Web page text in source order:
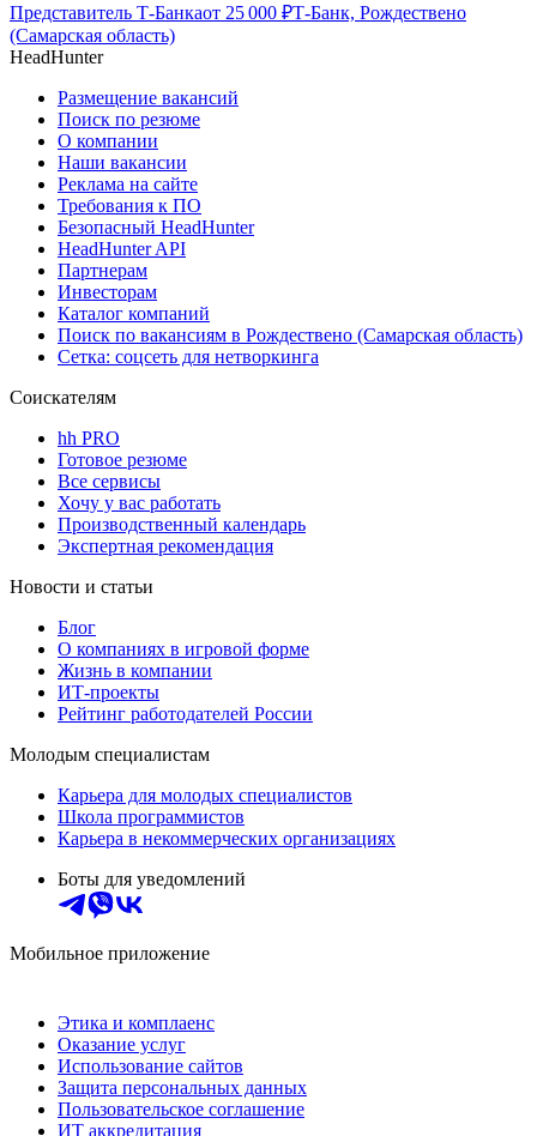
Представитель Т-Банкаот 25 000 ₽Т-Банк, Рождествено
(Самарская область)
HeadHunter
Размещение вакансий
Поиск по резюме
О компании
Наши вакансии
Реклама на сайте
Требования к ПО
Безопасный HeadHunter
HeadHunter API
Партнерам
Инвесторам
Каталог компаний
Поиск по вакансиям в Рождествено (Самарская область)
Сетка: соцсеть для нетворкинга
Соискателям
hh PRO
Готовое резюме
Все сервисы
Хочу у вас работать
Производственный календарь
Экспертная рекомендация
Новости и статьи
Блог
О компаниях в игровой форме
Жизнь в компании
ИТ-проекты
Рейтинг работодателей России
Молодым специалистам
Карьера для молодых специалистов
Школа программистов
Карьера в некоммерческих организациях
Боты для уведомлений
Мобильное приложение
Этика и комплаенс
Оказание услуг
Использование сайтов
Защита персональных данных
Пользовательское соглашение
ИТ аккредитация